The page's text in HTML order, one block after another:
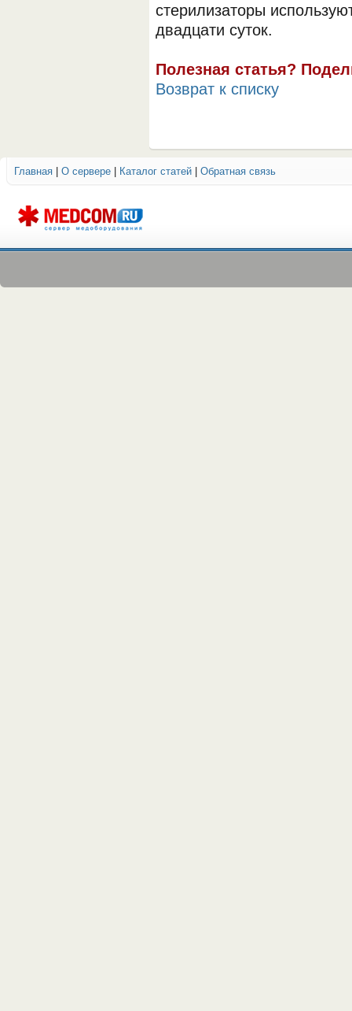
стерилизаторы
двадцати суток.
Полезная статья?
Возврат к списку
Главная О сервере Каталог статей Обратная связь